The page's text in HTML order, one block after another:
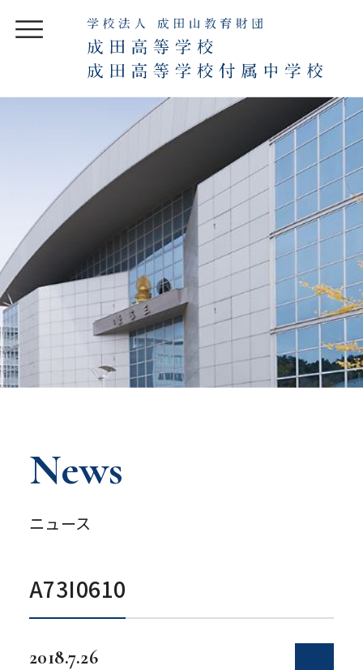
News
ニュース
A73I0610
2018.7.26